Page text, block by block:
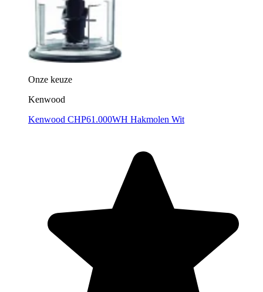
Onze keuze
Kenwood
Kenwood CHP61.000WH Hakmolen Wit